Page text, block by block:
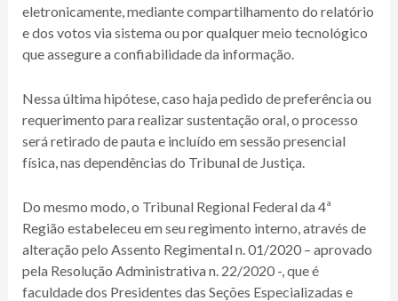
eletronicamente, mediante compartilhamento do relatório
e dos votos via sistema ou por qualquer meio tecnológico
que assegure a confiabilidade da informação.
Nessa última hipótese, caso haja pedido de preferência ou
requerimento para realizar sustentação oral, o processo
será retirado de pauta e incluído em sessão presencial
física, nas dependências do Tribunal de Justiça.
Do mesmo modo, o Tribunal Regional Federal da 4ª
Região estabeleceu em seu regimento interno, através de
alteração pelo Assento Regimental n. 01/2020 – aprovado
pela Resolução Administrativa n. 22/2020 -, que é
faculdade dos Presidentes das Seções Especializadas e